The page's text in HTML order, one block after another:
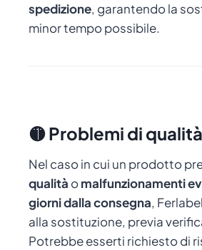
spedizione, garantendo la
minor tempo possibile.
🟡 Problemi di qualità
Nel caso in cui un prodotto
qualità omalfunzionamenti
giorni dalla consegna,
alla sostituzione, previa
Potrebbe esserti richiesto di